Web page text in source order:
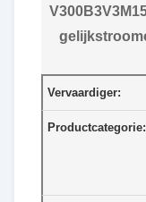
Vervaardiger:
Productcategorie: